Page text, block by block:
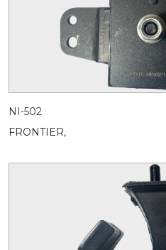
NI-502
FRONTIER,